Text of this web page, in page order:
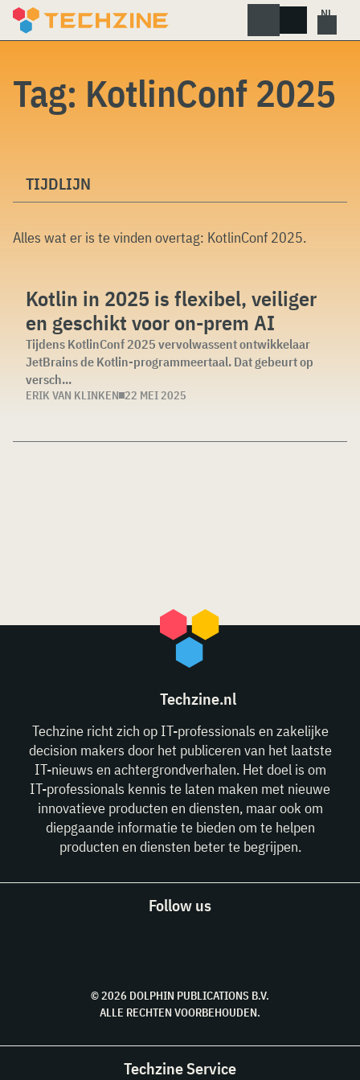
Skip
Tag: KotlinConf 2025
TIJDLIJN
Alles wat er is te vinden overtag: KotlinConf 2025.
Kotlin in 2025 is flexibel, veiliger
en geschikt voor on-prem AI
Tijdens KotlinConf 2025 vervolwassent ontwikkelaar
JetBrains de Kotlin-programmeertaal. Dat gebeurt op
versch...
ERIK VAN KLINKEN 22 MEI 2025
Techzine.nl
Techzine richt zich op IT-professionals en zakelijke
decision makers door het publiceren van het laatste
IT-nieuws en achtergrondverhalen. Het doel is om
IT-professionals kennis te laten maken met nieuwe
innovatieve producten en diensten, maar ook om
diepgaande informatie te bieden om te helpen
producten en diensten beter te begrijpen.
Follow us
© 2026 DOLPHIN PUBLICATIONS B.V.
ALLE RECHTEN VOORBEHOUDEN.
Techzine Service